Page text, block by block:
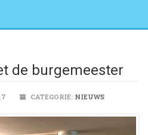
de burgemeester
CATEGORIE: NIEUWS